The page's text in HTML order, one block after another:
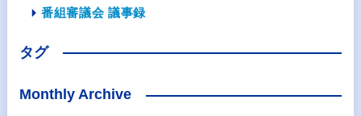
番組審議会 議事録
タグ
Monthly Archive